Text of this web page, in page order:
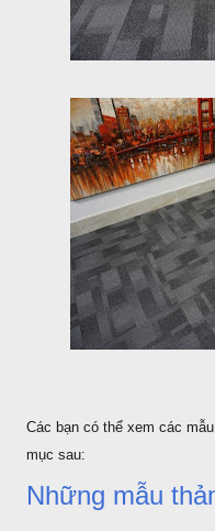
Các bạn có thể xem các
mục sau:
Những mẫu